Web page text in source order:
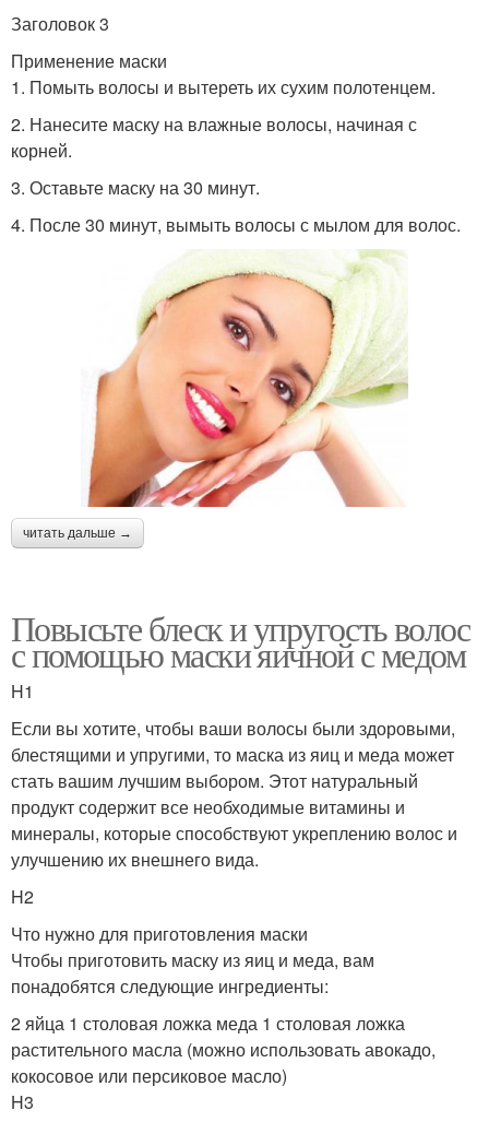
Заголовок 3
Применение маски
1. Помыть волосы и вытереть их сухим полотенцем.
2. Нанесите маску на влажные волосы, начиная с
корней.
3. Оставьте маску на 30 минут.
4. После 30 минут, вымыть волосы с мылом для волос.
читать дальше →
Повысьте блеск и упругость волос
с помощью маски яичной с медом
H1
Если вы хотите, чтобы ваши волосы были здоровыми,
блестящими и упругими, то маска из яиц и меда может
стать вашим лучшим выбором. Этот натуральный
продукт содержит все необходимые витамины и
минералы, которые способствуют укреплению волос и
улучшению их внешнего вида.
H2
Что нужно для приготовления маски
Чтобы приготовить маску из яиц и меда, вам
понадобятся следующие ингредиенты:
2 яйца 1 столовая ложка меда 1 столовая ложка
растительного масла (можно использовать авокадо,
кокосовое или персиковое масло)
H3